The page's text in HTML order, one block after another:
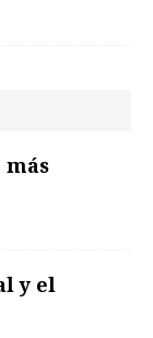
más
y el